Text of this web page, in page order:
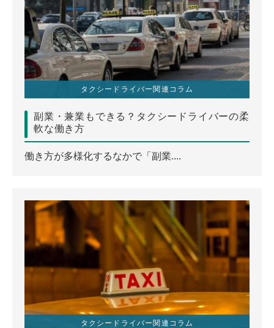
タクシードライバー関連コラム
副業・兼業もできる？タクシードライバーの柔
軟な働き方
働き方が多様化するなかで「副業....
タクシードライバー関連コラム